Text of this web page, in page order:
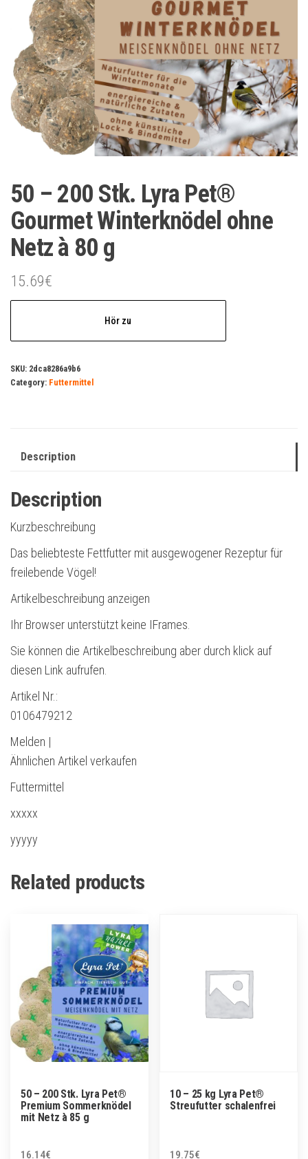
50 – 200 Stk. Lyra Pet®
Gourmet Winterknödel ohne
Netz à 80 g
15.69€
Hör zu
SKU: 2dca8286a9b6
Category: Futtermittel
Description
Description
Kurzbeschreibung
Das beliebteste Fettfutter mit ausgewogener Rezeptur für
freilebende Vögel!
Artikelbeschreibung anzeigen
Ihr Browser unterstützt keine IFrames.
Sie können die Artikelbeschreibung aber durch klick auf
diesen Link aufrufen.
Artikel Nr.:
0106479212
Melden |
Ähnlichen Artikel verkaufen
Futtermittel
xxxxx
yyyyy
Related products
50 – 200 Stk. Lyra Pet®
Premium Sommerknödel
mit Netz à 85 g
16.14€
10 – 25 kg Lyra Pet®
Streufutter schalenfrei
19.75€